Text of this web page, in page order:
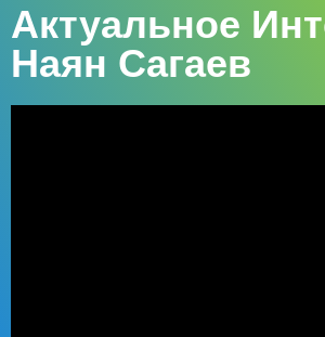
Актуальное
Наян Сагаев